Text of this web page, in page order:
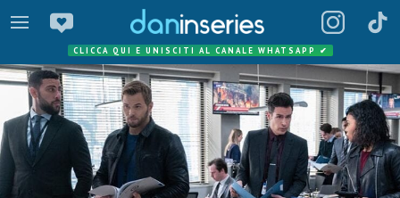
CLICCA QUI E UNISCITI AL CANALE WHATSAPP ✔